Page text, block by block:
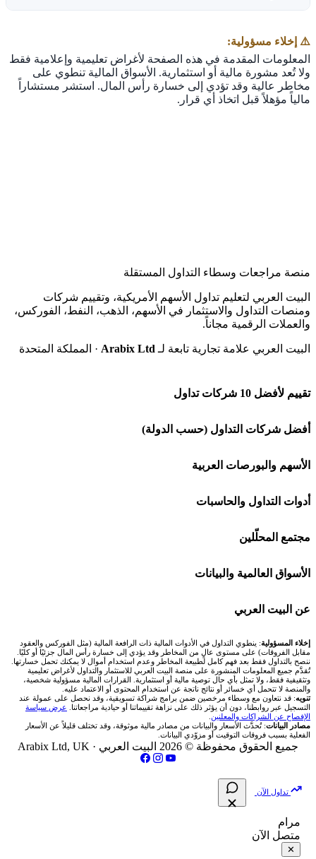
⚠️ إخلاء مسؤولية:
المعلومات المقدمة في هذه الصفحة لأغراض تعليمية وإعلامية فقط
ولا تُعد مشورة مالية أو استثمارية. الأسواق المالية تنطوي على
مخاطر عالية وقد تؤدي إلى خسارة رأس المال. استشر مستشاراً
مالياً مؤهلاً قبل اتخاذ أي قرار.
منصة مراجعات وسطاء التداول المستقلة
البيت العربي لتعليم تداول الأسهم الأمريكية، وتقييم شركات
ومنصات التداول والاستثمار في الأسهم، الذهب، النفط، الفوركس،
والعملات الرقمية مجاناً.
البيت العربي علامة تجارية تابعة لـ Arabix Ltd · المملكة المتحدة
تقييم لأفضل 10 شركات تداول
شركة Capital.com
افاتريد AvaTrade
اكسنس Exness
منصة بينانس
اكس تي بي XTB
انتراكتيف بروكرز IBKR
أفضل شركات التداول (حسب الدولة)
شركات تداول في السعودية
شركات تداول في الإمارات
شركات تداول في الكويت
شركات تداول في قطر
شركات تداول في الأردن
شركات تداول في العراق
شركات تداول في فلسطين
الأسهم والبورصات العربية
🌍 كل البورصات العربية
🇸🇦 السوق السعودية
🇦🇪 أسواق الإمارات
🇪🇬 البورصة المصرية
🇶🇦 بورصة قطر
🇯🇴 بورصة عمّان
🇧🇭 بورصة البحرين
فلتر الأسهم الشرعي
أدوات التداول والحاسبات
🕌 حاسبة الزكاة
💱 محول العملات
🧮 حاسبة حجم اللوت
📊 حاسبة قيمة النقطة
💰 حاسبة ربح الفوركس
📌 حاسبة النقاط المحورية
📏 حاسبة حجم المركز
📈 حاسبة عائد التداول
📊 حاسبة الربح التراكمي
مجتمع المحلّلين
🧱 حائط المجتمع
🏆 لوحة المحلّلين
✍️ اكتب تحليلك
الأسواق العالمية والبيانات
🌐 المؤشرات العالمية
🥇 سعر الذهب اليوم
🥇 أسعار الذهب والمعادن
💱 أسعار العملات والفوركس
💵 سعر الريال السعودي في مصر
📅 المؤشرات الاقتصادية
عن البيت العربي
من نحن
تواصل معنا
فريق المؤلفين
مقالات تعليمية
سياسة تقييم الشركات
الإبلاغ عن شركة نصابة
إخلاء المسؤولية: ينطوي التداول في الأدوات المالية ذات الرافعة المالية (مثل الفوركس والعقود
مقابل الفروقات) على مستوى عالٍ من المخاطر وقد يؤدي إلى خسارة رأس المال جزئيًا أو كليًا.
ننصح بالتداول فقط بعد فهم كامل لطبيعة المخاطر وعدم استخدام أموال لا يمكنك تحمل خسارتها.
تُقدَّم جميع المعلومات المنشورة على منصة البيت العربي للاستثمار والتداول لأغراض تعليمية
وتثقيفية فقط، ولا تمثل بأي حال توصية مالية أو استثمارية. القرارات المالية مسؤولية شخصية،
والمنصة لا تتحمل أي خسائر أو نتائج ناتجة عن استخدام المحتوى أو الاعتماد عليه.
تنويه: قد نتعاون مع وسطاء مرخصين ضمن برامج شراكة تسويقية، وقد نحصل على عمولة عند
التسجيل عبر روابطنا، دون أن يؤثر ذلك على نزاهة تقييماتنا أو حيادية مراجعاتنا. عرض سياسة
الإفصاح عن الشراكات والمعلنين
مصادر البيانات: تُحدَّث الأسعار والبيانات من مصادر مالية موثوقة، وقد تختلف قليلاً عن الأسعار
الفعلية بسبب فروقات التوقيت أو مزوّدي البيانات.
جميع الحقوق محفوظة © 2026 البيت العربي · Arabix Ltd, UK
تداول الآن
مرام
متصل الآن
✕